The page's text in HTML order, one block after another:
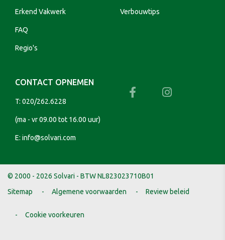
Erkend Vakwerk
FAQ
Regio's
Verbouwtips
CONTACT OPNEMEN
T: 020/262.6228
(ma - vr 09.00 tot 16.00 uur)
E: info@solvari.com
© 2000 - 2026 Solvari - BTW NL823023710B01
Sitemap
Algemene voorwaarden Review beleid
Cookie voorkeuren